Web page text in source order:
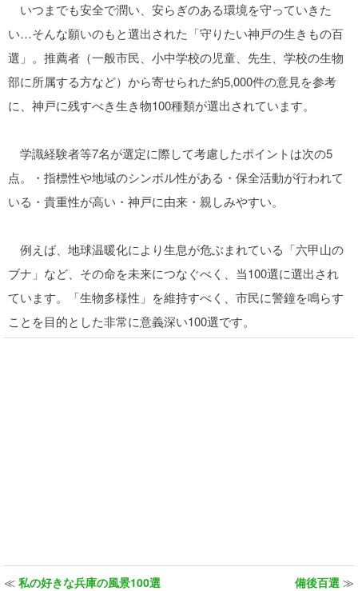
いつまでも安全で潤い、安らぎのある環境を守っていきた
い…そんな願いのもと選出された「守りたい神戸の生きもの百
選」。推薦者（一般市民、小中学校の児童、先生、学校の生物
部に所属する方など）から寄せられた約5,000件の意見を参考
に、神戸に残すべき生き物100種類が選出されています。
学識経験者等7名が選定に際して考慮したポイントは次の5
点。・指標性や地域のシンボル性がある・保全活動が行われて
いる・貴重性が高い・神戸に由来・親しみやすい。
例えば、地球温暖化により生息が危ぶまれている「六甲山の
ブナ」など、その命を未来につなぐべく、当100選に選出され
ています。「生物多様性」を維持すべく、市民に警鐘を鳴らす
ことを目的とした非常に意義深い100選です。
≪ 私の好きな兵庫の風景100選 備後百選 ≫